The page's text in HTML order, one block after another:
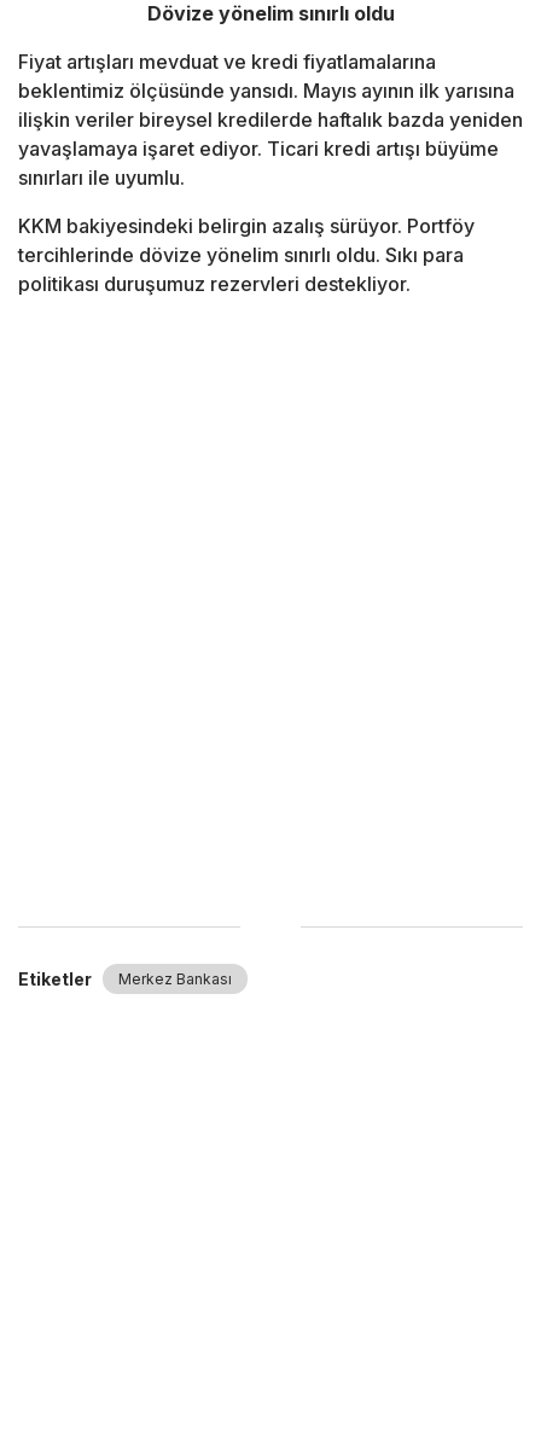
Dövize yönelim sınırlı oldu
Fiyat artışları mevduat ve kredi fiyatlamalarına
beklentimiz ölçüsünde yansıdı. Mayıs ayının ilk yarısına
ilişkin veriler bireysel kredilerde haftalık bazda yeniden
yavaşlamaya işaret ediyor. Ticari kredi artışı büyüme
sınırları ile uyumlu.
KKM bakiyesindeki belirgin azalış sürüyor. Portföy
tercihlerinde dövize yönelim sınırlı oldu. Sıkı para
politikası duruşumuz rezervleri destekliyor.
Etiketler Merkez Bankası